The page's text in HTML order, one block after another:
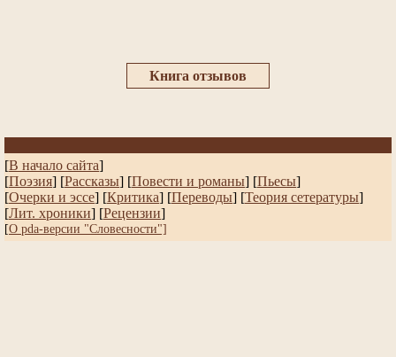
Книга отзывов
[В начало сайта]
[Поэзия] [Рассказы] [Повести и романы] [Пьесы]
[Очерки и эссе] [Критика] [Переводы] [Теория сетературы]
[Лит. хроники] [Рецензии]
[О pda-версии "Словесности"]